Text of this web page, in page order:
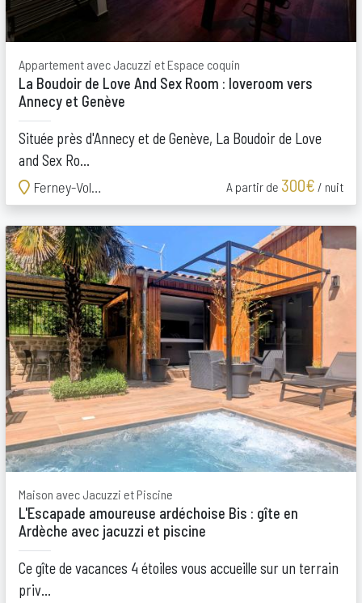
Appartement avec Jacuzzi et Espace coquin
La Boudoir de Love And Sex Room : loveroom vers
Annecy et Genève
Située près d'Annecy et de Genève, La Boudoir de Love
and Sex Ro...
Ferney-Voltaire
A partir de 300€ / nuit
Maison avec Jacuzzi et Piscine
L'Escapade amoureuse ardéchoise Bis : gîte en
Ardèche avec jacuzzi et piscine
Ce gîte de vacances 4 étoiles vous accueille sur un terrain
priv...